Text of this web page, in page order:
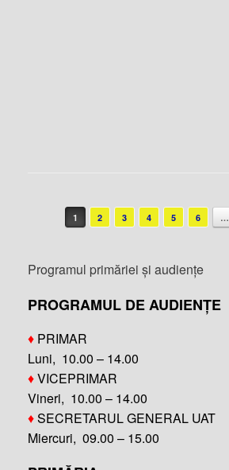
Post navigation
1 2 3 4 5 6 …
Programul primăriei și audiențe
PROGRAMUL DE AUDIENȚE
♦ PRIMAR
Luni, 10.00 – 14.00
♦VICEPRIMAR
Vineri, 10.00 – 14.00
♦SECRETARUL GENERAL UAT
Miercuri, 09.00 – 15.00